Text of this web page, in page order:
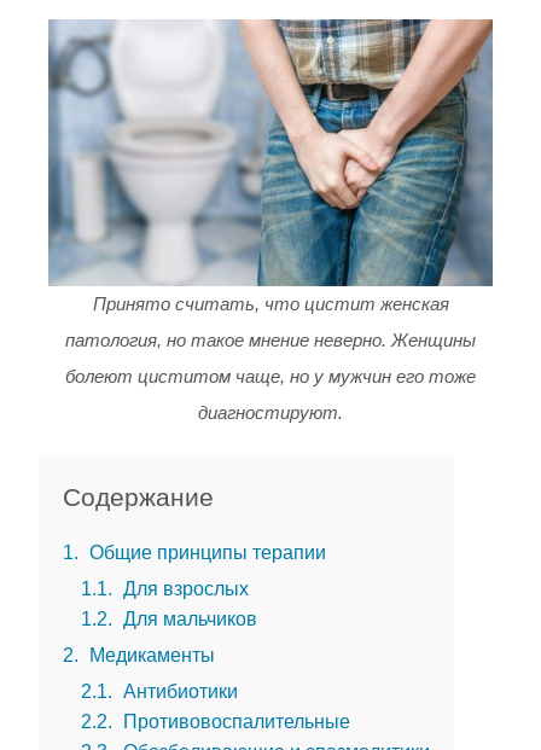
Принято считать, что цистит женская
патология, но такое мнение неверно. Женщины
болеют циститом чаще, но у мужчин его тоже
диагностируют.
Содержание
1
Общие принципы терапии
1.1
Для взрослых
1.2
Для мальчиков
2
Медикаменты
2.1
Антибиотики
2.2
Противовоспалительные